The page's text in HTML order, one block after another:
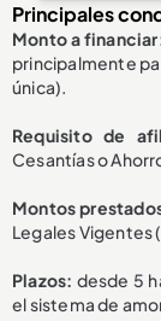
Principales
Monto a
principalmente
única).
Requisito de
Cesantías o
Montos
Legales Vigentes
Plazos: desde 5
el sistema de